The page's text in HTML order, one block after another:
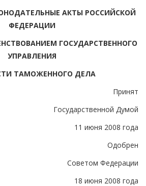
АКТЫ РОССИЙСКОЙ
ФЕДЕРАЦИИ
ГОСУДАРСТВЕННОГО
УПРАВЛЕНИЯ
ТАМОЖЕННОГО ДЕЛА
Принят
Государственной Думой
11 июня 2008 года
Одобрен
Советом Федерации
18 июня 2008 года